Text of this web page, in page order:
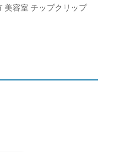
美容室 チップクリップ